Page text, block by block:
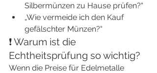
Silbermünzen zu Hause prüfen?“
„Wie vermeide ich den Kauf
gefälschter Münzen?“
❗ Warum ist die
Echtheitsprüfung so wichtig?
Wenn die Preise für Edelmetalle